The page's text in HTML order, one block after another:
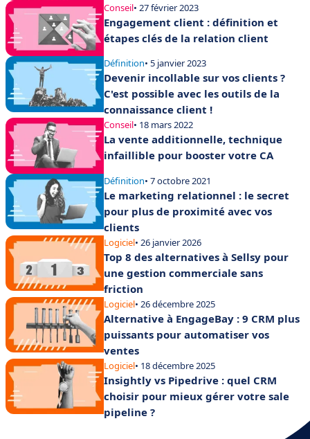
Conseil• 27 février 2023
Engagement client : définition et
étapes clés de la relation client
Définition• 5 janvier 2023
Devenir incollable sur vos clients ?
C'est possible avec les outils de la
connaissance client !
Conseil• 18 mars 2022
La vente additionnelle, technique
infaillible pour booster votre CA
Définition• 7 octobre 2021
Le marketing relationnel : le secret
pour plus de proximité avec vos
clients
Logiciel• 26 janvier 2026
Top 8 des alternatives à Sellsy pour
une gestion commerciale sans
friction
Logiciel• 26 décembre 2025
Alternative à EngageBay : 9 CRM plus
puissants pour automatiser vos
ventes
Logiciel• 18 décembre 2025
Insightly vs Pipedrive : quel CRM
choisir pour mieux gérer votre sale
pipeline ?